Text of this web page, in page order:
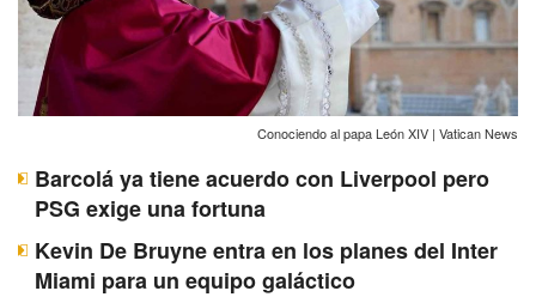
Conociendo al papa León XIV | Vatican News
Barcolá ya tiene acuerdo con Liverpool pero
PSG exige una fortuna
Kevin De Bruyne entra en los planes del Inter
Miami para un equipo galáctico